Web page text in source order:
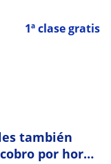
1ª clase gratis
también
por hora